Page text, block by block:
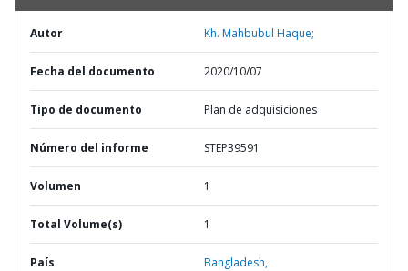
Autor Kh. Mahbubul Haque;
Fecha del documento 2020/10/07
Tipo de documento Plan de adquisiciones
Número del informe STEP39591
Volumen 1
Total Volume(s) 1
País Bangladesh,